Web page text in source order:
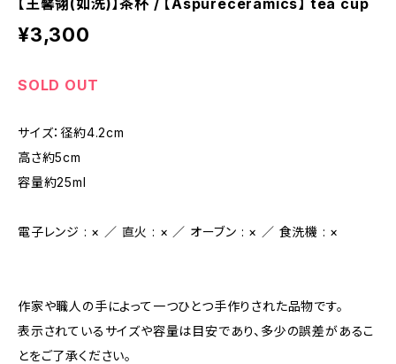
【王馨翎(如洗)】茶杯 / 【Aspureceramics】 tea cup
¥3,300
SOLD OUT
サイズ：径約4.2cm
高さ約5cm
容量約25ml
電子レンジ : × ／ 直火 : × ／ オーブン : × ／ 食洗機 : ×
作家や職人の手によって一つひとつ手作りされた品物です。
表示されているサイズや容量は目安であり、多少の誤差があるこ
とをご了承ください。